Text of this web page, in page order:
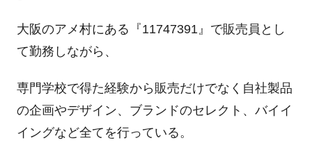
大阪のアメ村にある『11747391』で販売員とし
て勤務しながら、
専門学校で得た経験から販売だけでなく自社製品
の企画やデザイン、ブランドのセレクト、バイイ
イングなど全てを行っている。